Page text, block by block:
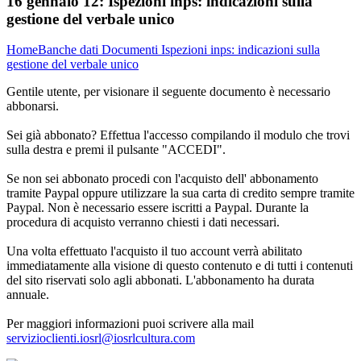
gestione del verbale unico
HomeBanche dati Documenti Ispezioni inps: indicazioni sulla
gestione del verbale unico
Gentile utente, per visionare il seguente documento è necessario
abbonarsi.
Sei già abbonato? Effettua l'accesso compilando il modulo che trovi
sulla destra e premi il pulsante "ACCEDI".
Se non sei abbonato procedi con l'acquisto dell' abbonamento
tramite Paypal oppure utilizzare la sua carta di credito sempre tramite
Paypal. Non è necessario essere iscritti a Paypal. Durante la
procedura di acquisto verranno chiesti i dati necessari.
Una volta effettuato l'acquisto il tuo account verrà abilitato
immediatamente alla visione di questo contenuto e di tutti i contenuti
del sito riservati solo agli abbonati. L'abbonamento ha durata
annuale.
Per maggiori informazioni puoi scrivere alla mail
servizioclienti.iosrl@iosrlcultura.com